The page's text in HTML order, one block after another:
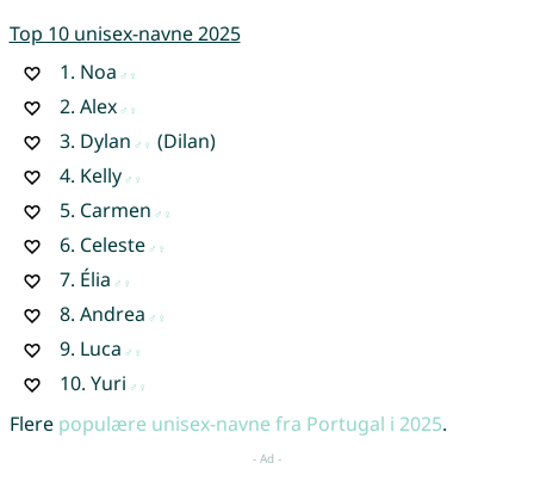
Top 10 unisex-navne 2025
1. Noa
2. Alex
3. Dylan
(Dilan)
4. Kelly
5. Carmen
6. Celeste
7. Élia
8. Andrea
9. Luca
10. Yuri
Flere populære unisex-navne fra Portugal i 2025.